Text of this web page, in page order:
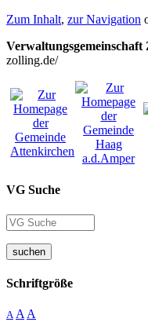
Zum Inhalt, zur Navigation
Verwaltungsgemeinschaft
zolling.de/
VG Suche
suchen
Schriftgröße
A A A